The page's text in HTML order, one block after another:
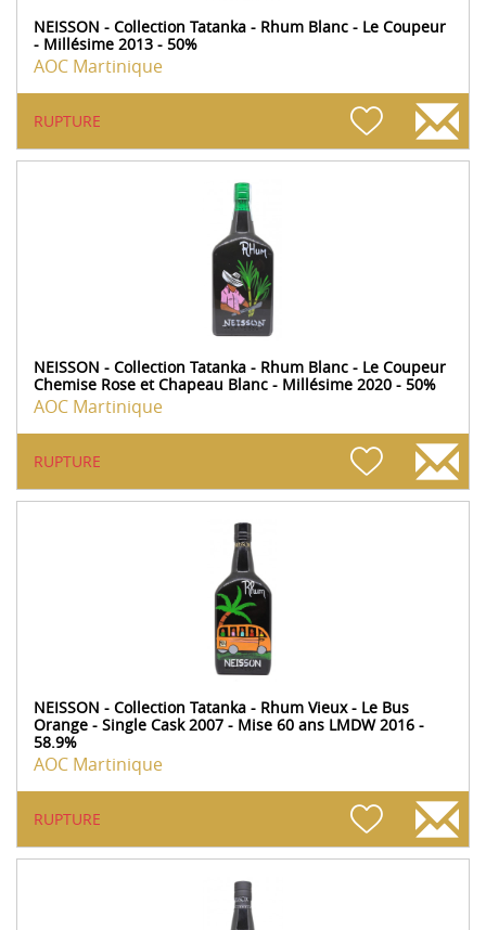
NEISSON - Collection Tatanka - Rhum Blanc - Le Coupeur
- Millésime 2013 - 50%
AOC Martinique
RUPTURE
NEISSON - Collection Tatanka - Rhum Blanc - Le Coupeur
Chemise Rose et Chapeau Blanc - Millésime 2020 - 50%
AOC Martinique
RUPTURE
NEISSON - Collection Tatanka - Rhum Vieux - Le Bus
Orange - Single Cask 2007 - Mise 60 ans LMDW 2016 -
58.9%
AOC Martinique
RUPTURE